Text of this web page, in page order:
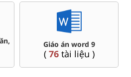
Giáo án word 9
( 76tài liệu )